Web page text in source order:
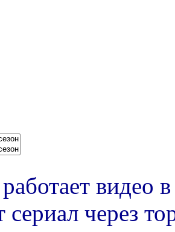
видео
сериал через